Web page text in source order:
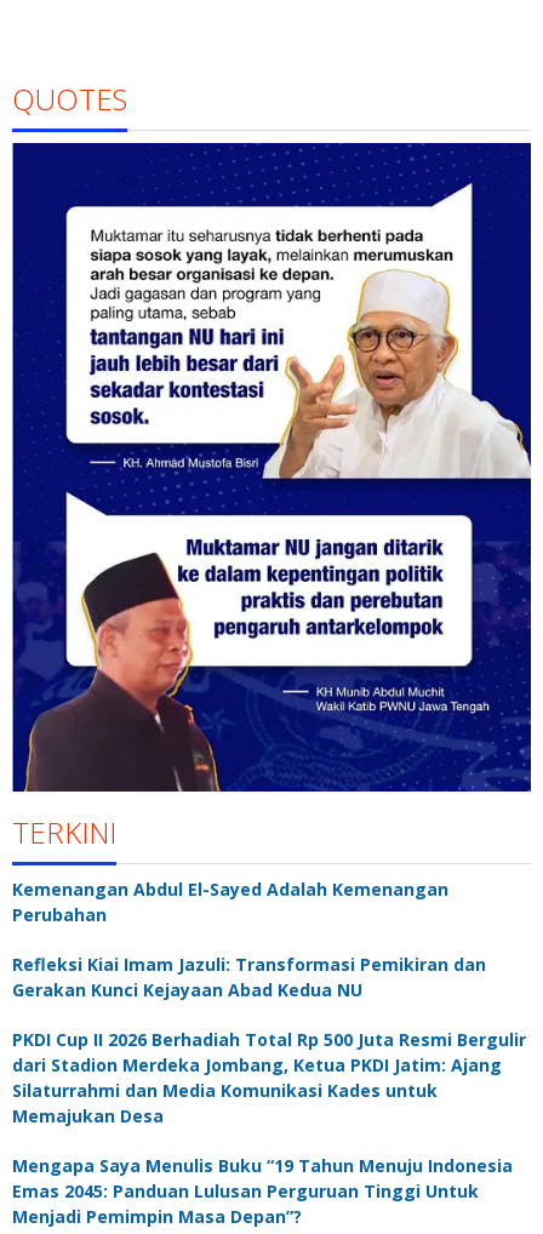
QUOTES
TERKINI
Kemenangan Abdul El-Sayed Adalah Kemenangan
Perubahan
Refleksi Kiai Imam Jazuli: Transformasi Pemikiran dan
Gerakan Kunci Kejayaan Abad Kedua NU
PKDI Cup II 2026 Berhadiah Total Rp 500 Juta Resmi Bergulir
dari Stadion Merdeka Jombang, Ketua PKDI Jatim: Ajang
Silaturrahmi dan Media Komunikasi Kades untuk
Memajukan Desa
Mengapa Saya Menulis Buku “19 Tahun Menuju Indonesia
Emas 2045: Panduan Lulusan Perguruan Tinggi Untuk
Menjadi Pemimpin Masa Depan”?